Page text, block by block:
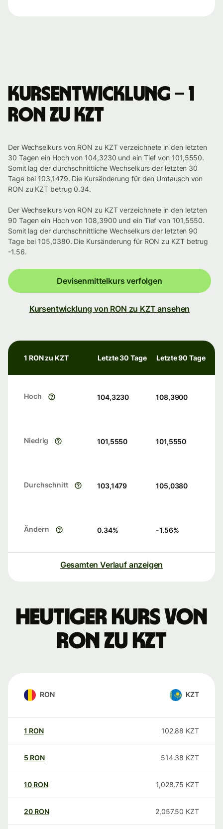
Kursentwicklung – 1
RON zu KZT
Der Wechselkurs von RON zu KZT verzeichnete in den letzten
30 Tagen ein Hoch von 104,3230 und ein Tief von 101,5550.
Somit lag der durchschnittliche Wechselkurs der letzten 30
Tage bei 103,1479. Die Kursänderung für den Umtausch von
RON zu KZT betrug 0.34.
Der Wechselkurs von RON zu KZT verzeichnete in den letzten
90 Tagen ein Hoch von 108,3900 und ein Tief von 101,5550.
Somit lag der durchschnittliche Wechselkurs der letzten 90
Tage bei 105,0380. Die Kursänderung für RON zu KZT betrug
-1.56.
Devisenmittelkurs verfolgen
Kursentwicklung von RON zu KZT ansehen
1 RON zu KZT Letzte 30 Tage Letzte 90 Tage
Hoch 104,3230 108,3900
Niedrig 101,5550 101,5550
Durchschnitt 103,1479 105,0380
Ändern 0.34% -1.56%
Gesamten Verlauf anzeigen
Heutiger Kurs von
RON zu KZT
RON KZT
1 RON 102.88 KZT
5 RON 514.38 KZT
10 RON 1,028.75 KZT
20 RON 2,057.50 KZT